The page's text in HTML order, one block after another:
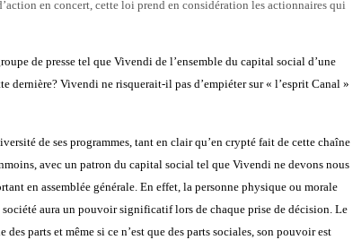
en concert, cette loi prend en considération les actionnaires qui
de presse tel que Vivendi de l’ensemble du capital social d’une
dernière? Vivendi ne risquerait-il pas d’empiéter sur « l’esprit Canal »
de ses programmes, tant en clair qu’en crypté fait de cette chaîne
avec un patron du capital social tel que Vivendi ne devons nous
en assemblée générale. En effet, la personne physique ou morale
aura un pouvoir significatif lors de chaque prise de décision. Le
parts et même si ce n’est que des parts sociales, son pouvoir est